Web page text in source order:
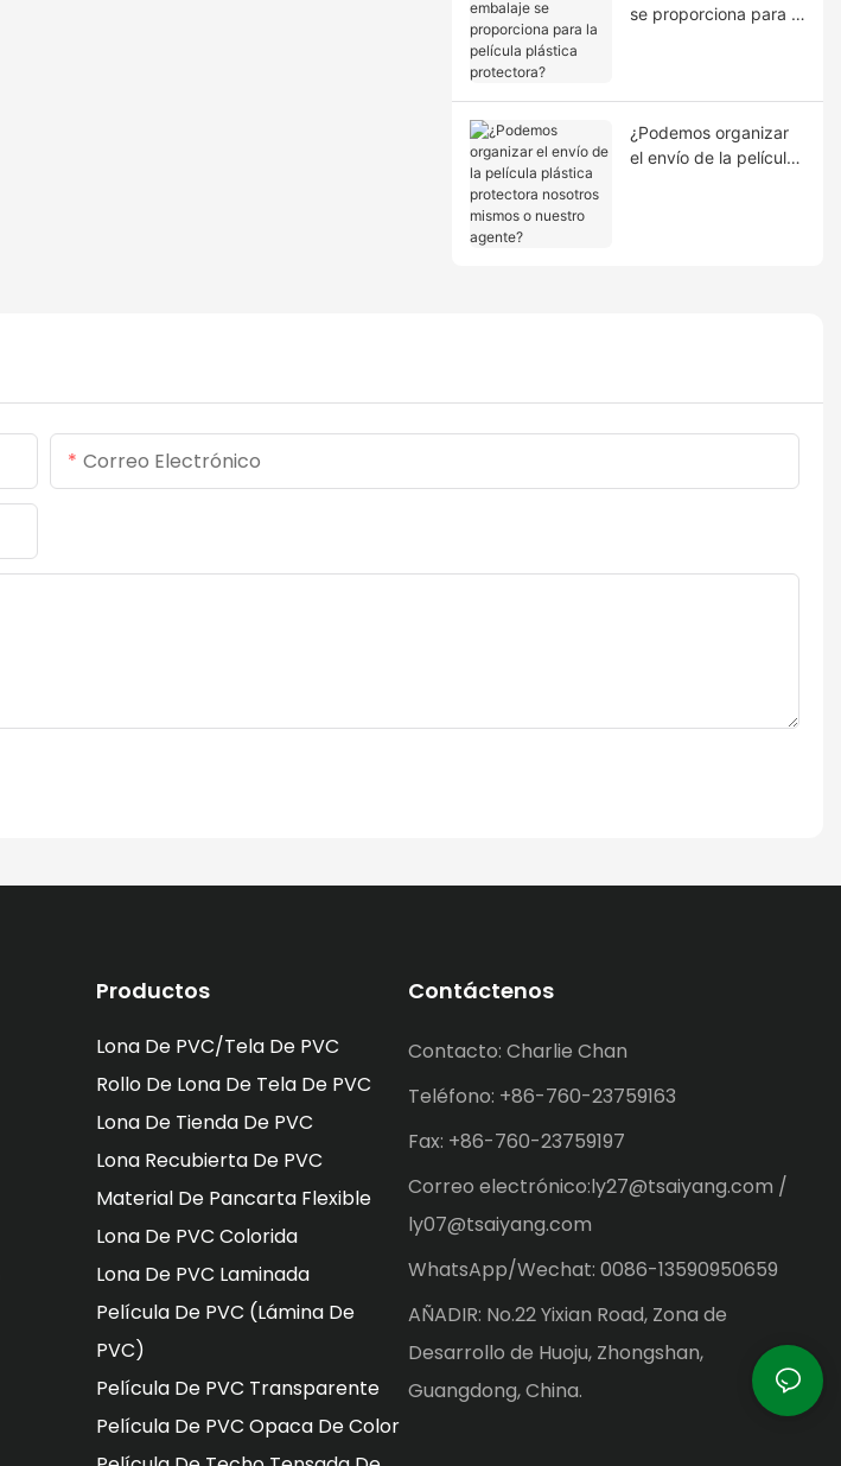
se proporciona para la
¿Podemos organizar
el envío de la película
Correo Electrónico
Productos
Lona De PVC/tela De PVC
Rollo De Lona De Tela De PVC
Lona De Tienda De PVC
Lona Recubierta De PVC
Material De Pancarta Flexible
Lona De PVC Colorida
Lona De PVC Laminada
Película De PVC (lámina De
PVC)
Película De PVC Transparente
Película De PVC Opaca De Color
Contáctenos
Contacto: Charlie Chan
Teléfono: +86-760-23759163
Fax: +86-760-23759197
Correo electrónico:ly27@tsaiyang.com /
ly07@tsaiyang.com
WhatsApp/Wechat: 0086-13590950659
AÑADIR: No.22 Yixian Road, Zona de
Desarrollo de Huoju, Zhongshan,
Guangdong, China.